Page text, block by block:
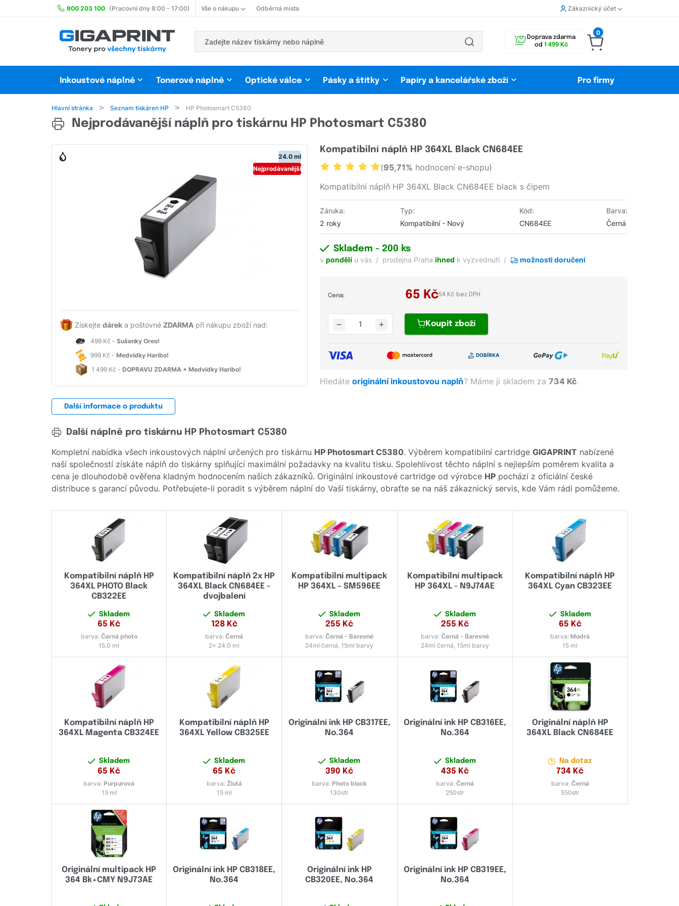
800 203 100 (Pracovní dny 8:00 - 17:00) Vše o nákupu Odběrná místa Zákaznický účet
Doprava zdarma
od 1 499 Kč
0
Inkoustové náplně Tonerové náplně Optické válce Pásky a štítky Papíry a kancelářské zboží Pro firmy
Hlavní stránka Seznam tiskáren HP HP Photosmart C5380
Nejprodávanější náplň pro tiskárnu HP Photosmart C5380
24.0 ml
Nejprodávanější
Získejte dárek a poštovné ZDARMA při nákupu zboží nad:
499 Kč - Sušenky Oreo!
999 Kč - Medvídky Haribo!
1 499 Kč - DOPRAVU ZDARMA + Medvídky Haribo!
Kompatibilní náplň HP 364XL Black CN684EE
(95,71% hodnocení e-shopu)
Kompatibilní náplň HP 364XL Black CN684EE black s čipem
Záruka:
2 roky
Typ:
Kompatibilní - Nový
Kód:
CN684EE
Barva:
Černá
Skladem- 200 ks
vpondělí u vás prodejna Prahaihned k vyzvednutí možnosti doručení
Cena: 65 Kč54 Kč bez DPH
Koupitzboží
Hledáteoriginální inkoustovou naplň? Máme ji skladem za734 Kč.
Další informace o produktu
Další náplně pro tiskárnu HP Photosmart C5380
Kompletní nabídka všech inkoustových náplní určených pro tiskárnu HP Photosmart C5380. Výběrem kompatibilní cartridge GIGAPRINT nabízené
naší společností získáte náplň do tiskárny splňující maximální požadavky na kvalitu tisku. Spolehlivost těchto náplní s nejlepším poměrem kvalita a
cena je dlouhodobě ověřena kladným hodnocením našich zákazníků. Originální inkoustové cartridge od výrobce HP pochází z oficiální české
distribuce s garancí původu. Potřebujete-li poradit s výběrem náplní do Vaší tiskárny, obraťte se na náš zákaznický servis, kde Vám rádi pomůžeme.
Kompatibilní náplň HP
364XL PHOTO Black
CB322EE
Skladem
65 Kč
barva: Černá photo
15.0 ml
Kompatibilní náplň 2x HP
364XL Black CN684EE -
dvojbalení
Skladem
128 Kč
barva:Černá
2x 24.0 ml
Kompatibilní multipack
HP 364XL – SM596EE
Skladem
255 Kč
barva:Černá - Barevné
24ml černá, 15ml barvy
Kompatibilní multipack
HP 364XL - N9J74AE
Skladem
255 Kč
barva: Černá - Barevné
24ml černá, 15ml barvy
Kompatibilní náplň HP
364XL Cyan CB323EE
Skladem
65 Kč
barva: Modrá
15 ml
Kompatibilní náplň HP
364XL Magenta CB324EE
Skladem
65 Kč
barva: Purpurová
15 ml
Kompatibilní náplň HP
364XL Yellow CB325EE
Skladem
65 Kč
barva: Žlutá
15 ml
Originální ink HP CB317EE,
No.364
Skladem
390 Kč
barva: Photo black
130str
Originální ink HP CB316EE,
No.364
Skladem
435 Kč
barva: Černá
250str
Originální náplň HP
364XL Black CN684EE
Na dotaz
734 Kč
barva: Černá
550str
Originální multipack HP
364 Bk+CMY N9J73AE
Originální ink HP CB318EE,
No.364
Originální ink HP
CB320EE, No.364
Originální ink HP CB319EE,
No.364